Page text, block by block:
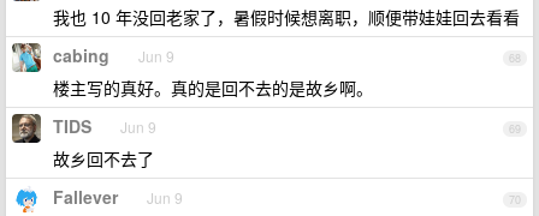
我也 10 年没回老家了，暑假时候想离职，顺便带娃娃回去看看
68
cabing Jun 9
楼主写的真好。真的是回不去的是故乡啊。
69
TIDS Jun 9
故乡回不去了
70
Fallever Jun 9